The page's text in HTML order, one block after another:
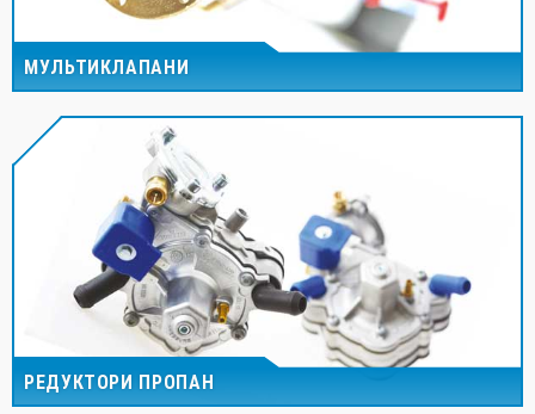
МУЛЬТИКЛАПАНИ
РЕДУКТОРИ ПРОПАН